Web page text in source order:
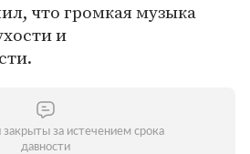
что громкая музыка
и
за истечением срока
давности